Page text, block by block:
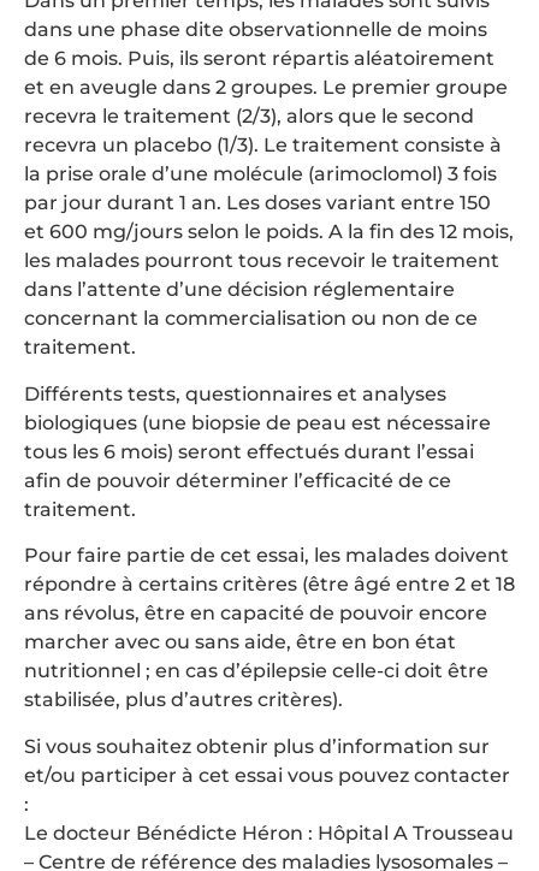
dans une phase dite observationnelle de moins
de 6 mois. Puis, ils seront répartis aléatoirement
et en aveugle dans 2 groupes. Le premier groupe
recevra le traitement (2/3), alors que le second
recevra un placebo (1/3). Le traitement consiste à
la prise orale d’une molécule (arimoclomol) 3 fois
par jour durant 1 an. Les doses variant entre 150
et 600 mg/jours selon le poids. A la fin des 12 mois,
les malades pourront tous recevoir le traitement
dans l’attente d’une décision réglementaire
concernant la commercialisation ou non de ce
traitement.
Différents tests, questionnaires et analyses
biologiques (une biopsie de peau est nécessaire
tous les 6 mois) seront effectués durant l’essai
afin de pouvoir déterminer l’efficacité de ce
traitement.
Pour faire partie de cet essai, les malades doivent
répondre à certains critères (être âgé entre 2 et 18
ans révolus, être en capacité de pouvoir encore
marcher avec ou sans aide, être en bon état
nutritionnel ; en cas d’épilepsie celle-ci doit être
stabilisée, plus d’autres critères).
Si vous souhaitez obtenir plus d’information sur
et/ou participer à cet essai vous pouvez contacter
:
Le docteur Bénédicte Héron : Hôpital A Trousseau
– Centre de référence des maladies lysosomales –